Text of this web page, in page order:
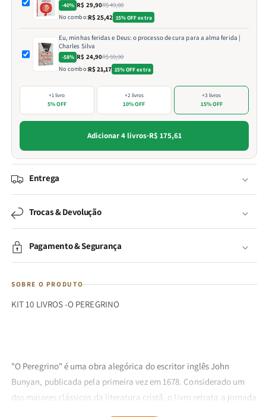
-40% R$ 29,90R$ 49,80
No combo:R$ 25,42 15% OFF extra
Eu, minhas feridas e Deus: o processo de cura para a alma ferida |
Charles Silva
-58% R$ 24,90R$ 59,90
No combo:R$ 21,17 15% OFF extra
+1 livro
5% OFF
+2 livros
10% OFF
+3 livros
15% OFF
Adicionar 4 livros·R$ 175,61
Entrega
Trocas & Devolução
Pagamento & Segurança
SOBRE O PRODUTO
KIT 10 LIVROS -O PEREGRINO
"O Peregrino" é uma obra alegórica do escritor inglês John
Bunyan, publicada pela primeira vez em 1678. Considerado um
dos maiores clássicos da literatura cristã, o livro retrata a jornada